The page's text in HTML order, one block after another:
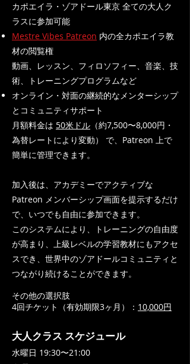
カポエイラ・ゾアドール東京 全ての大人ク
ラスに参加可能
Mestre Vibes Patreon 内の全カポエイラ教
材の閲覧権
動画、レッスン、フィロソフィー、音楽、技
術、トレーニングプログラムなど
オンライン・対面の継続的なメンターシップ
とコミュニティサポート
月額料金は 50米ドル （約7,500〜8,000円・
為替レートにより変動） で、Patreon 上で
簡単に管理できます。
加入後は、アカデミーでアクティブな
Patreon メンバーシップ画面を提示するだけ
で、いつでも自由に参加できます。
このシステムにより、トレーニングの自由度
が高まり、上級レベルの学習教材にもアクセ
スでき、世界中のゾアドールコミュニティと
つながり続けることができます。
その他の選択肢
4回チケット（有効期限3ヶ月）： 10,000円
大人クラス スケジュール
水曜日 19:30〜21:00